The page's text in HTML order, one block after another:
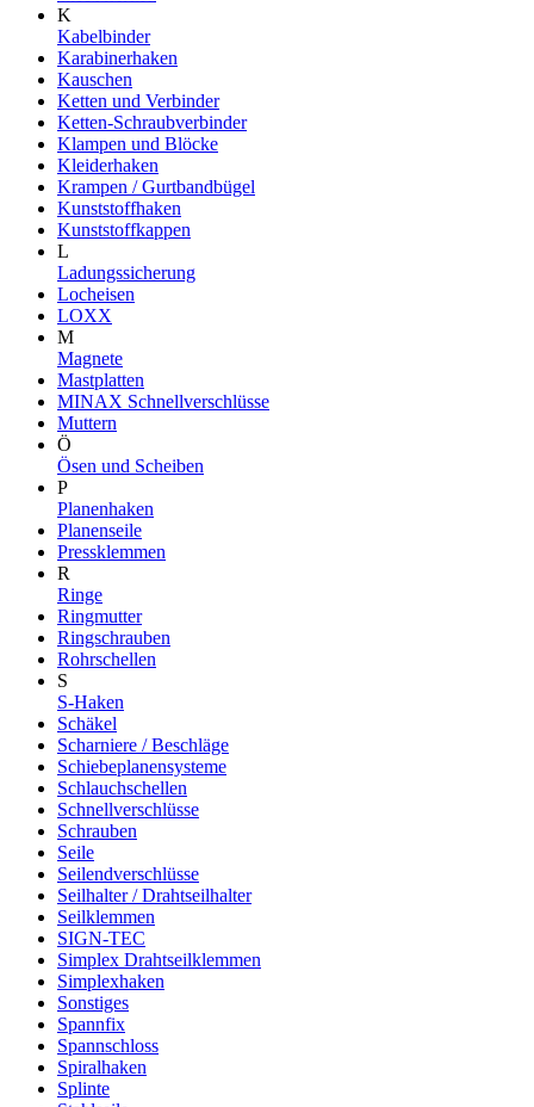
K
Kabelbinder
Karabinerhaken
Kauschen
Ketten und Verbinder
Ketten-Schraubverbinder
Klampen und Blöcke
Kleiderhaken
Krampen / Gurtbandbügel
Kunststoffhaken
Kunststoffkappen
L
Ladungssicherung
Locheisen
LOXX
M
Magnete
Mastplatten
MINAX Schnellverschlüsse
Muttern
Ö
Ösen und Scheiben
P
Planenhaken
Planenseile
Pressklemmen
R
Ringe
Ringmutter
Ringschrauben
Rohrschellen
S
S-Haken
Schäkel
Scharniere / Beschläge
Schiebeplanensysteme
Schlauchschellen
Schnellverschlüsse
Schrauben
Seile
Seilendverschlüsse
Seilhalter / Drahtseilhalter
Seilklemmen
SIGN-TEC
Simplex Drahtseilklemmen
Simplexhaken
Sonstiges
Spannfix
Spannschloss
Spiralhaken
Splinte